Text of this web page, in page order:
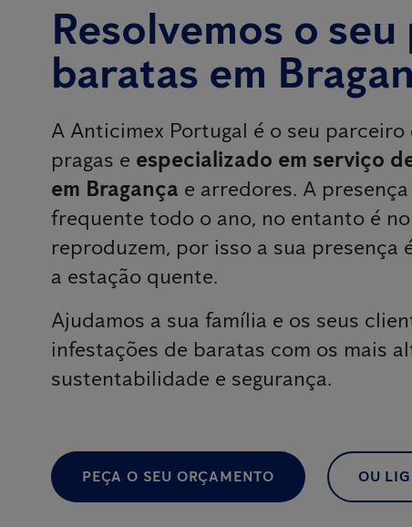
Resolvemos o
baratas em
A Anticimex Portugal é o seu
pragas e especializado em serviço
em Bragança e arredores. A
frequente todo o ano, no entanto é
reproduzem, por isso a sua presença
a estação quente.
Ajudamos a sua família e os seus
infestações de baratas com os mais
sustentabilidade e segurança.
PEÇA O SEU ORÇAMENTO OU